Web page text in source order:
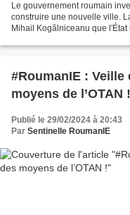
Le gouvernement roumain
construire une nouvelle ville.
Mihail Kogălniceanu que
#RoumanIE :
moyens de l’OTAN !
Publié le 29/02/2024 à 20:43
Par Sentinelle RoumanIE